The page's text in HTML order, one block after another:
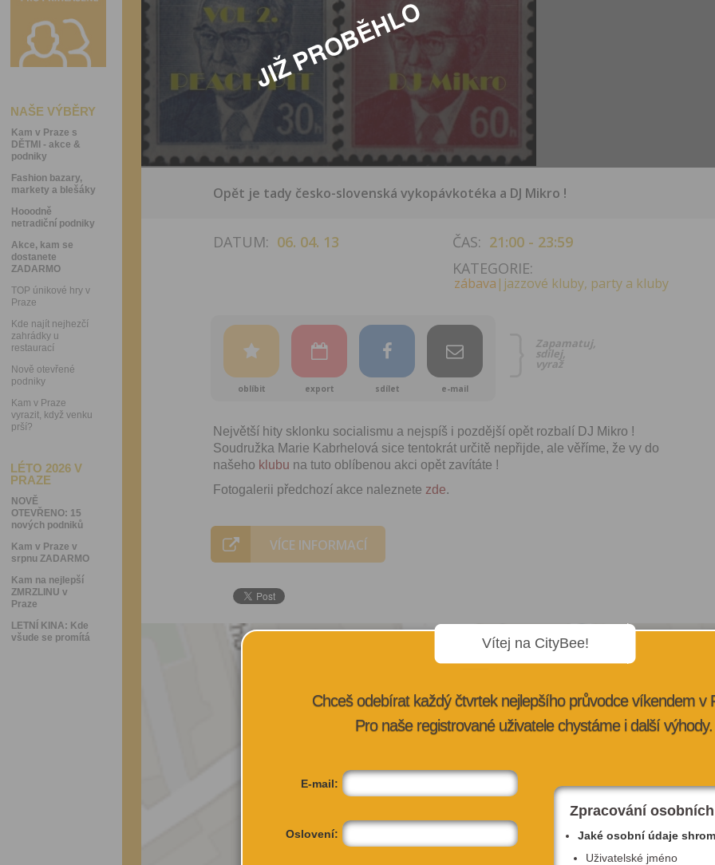
NAŠE VÝBĚRY
Kam v Praze s
DĚTMI - akce &
podniky
Fashion bazary,
markety a blešáky
Hooodně
netradiční podniky
Akce, kam se
dostanete
ZADARMO
TOP únikové hry v
Praze
Kde najít nejhezčí
zahrádky u
restaurací
Nově otevřené
podniky
Kam v Praze
vyrazit, když venku
prší?
LÉTO 2026 V
PRAZE
NOVĚ
OTEVŘENO: 15
nových podniků
Kam v Praze v
srpnu ZADARMO
Kam na nejlepší
ZMRZLINU v
Praze
LETNÍ KINA: Kde
všude se promítá
Opět je tady česko-slovenská vykopávkotéka a DJ Mikro !
DATUM: 06. 04. 13 ČAS: 21:00 - 23:59
KATEGORIE:
zábava |jazzové kluby, party a kluby
oblíbit export sdílet e-mail
Zapamatuj,
sdílej,
vyraž
Největší hity sklonku socialismu a nejspíš i pozdější opět rozbalí DJ Mikro !
Soudružka Marie Kabrhelová sice tentokrát určitě nepřijde, ale věříme, že vy do
našeho klubu na tuto oblíbenou akci opět zavítáte !
Fotogalerii předchozí akce naleznete zde.
VÍCE INFORMACÍ
Vítej na CityBee!
Chceš odebírat každý čtvrtek nejlepšího průvodce víkendem v
Pro naše registrované uživatele chystáme i další výhody.
E-mail:
Oslovení:
Zpracování
Jaké osobní údaje
Uživatelské jméno